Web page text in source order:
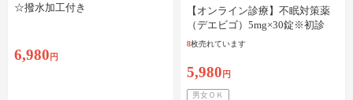
☆撥水加工付き
6,980 円
【オンライン診療】不眠対策薬
（デエビゴ）5mg×30錠※初診
料・送料込
8枚売れています
5,980 円
男女ＯＫ